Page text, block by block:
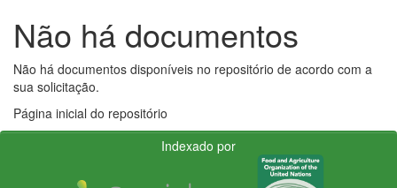
Não há documentos
Não há documentos disponíveis no repositório de acordo com a
sua solicitação.
Página inicial do repositório
Indexado por